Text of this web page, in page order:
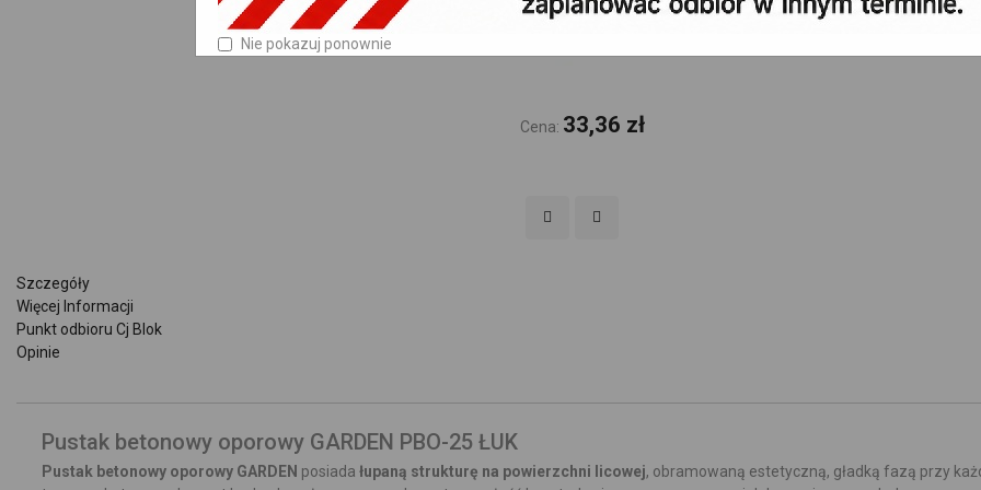
Cena: 33,36 zł
Szczegóły
Więcej Informacji
Punkt odbioru Cj Blok
Opinie
Pustak betonowy oporowy GARDEN PBO-25 ŁUK
Pustak betonowy oporowy GARDEN posiada łupaną strukturę na powierzchni licowej, obramowaną estetyczną, gładką fazą przy
Nie pokazuj ponownie